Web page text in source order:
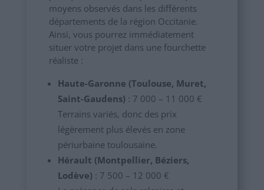
moyens observés dans les différents
départements de la région Occitanie.
Ainsi, vous pourrez immédiatement
situer votre projet dans une fourchette
réaliste :
Haute-Garonne (Toulouse, Muret,
Saint-Gaudens) : 7 000 – 11 000 €
Terrains variés, donc des prix
légèrement plus élevés en zone
périurbaine toulousaine.
Hérault (Montpellier, Béziers,
Lodève) : 7 500 – 12 000 €